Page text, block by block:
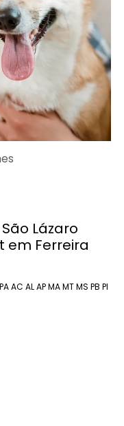
Lázaro
em Ferreira
PAAC ALAPMAMTMS PB PI